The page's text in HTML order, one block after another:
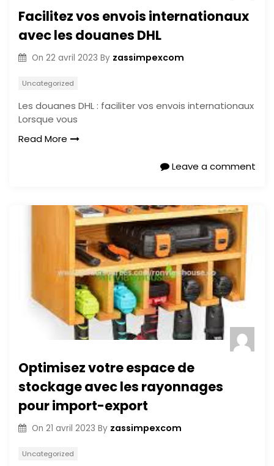
Facilitez vos envois internationaux
avec les douanes DHL
On 22 avril 2023 By zassimpexcom
Uncategorized
Les douanes DHL : faciliter vos envois internationaux
Lorsque vous
Read More
Leave a comment
Optimisez votre espace de
stockage avec les rayonnages
pour import-export
On 21 avril 2023 By zassimpexcom
Uncategorized